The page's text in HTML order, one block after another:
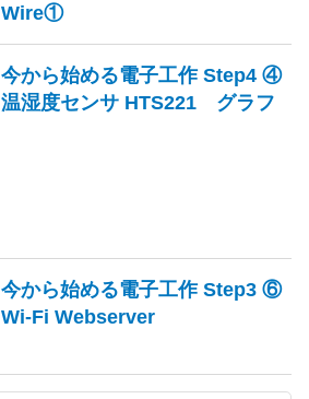
Wire①
今から始める電子工作 Step4 ④
温湿度センサ HTS221 グラフ
今から始める電子工作 Step3 ⑥
Wi-Fi Webserver